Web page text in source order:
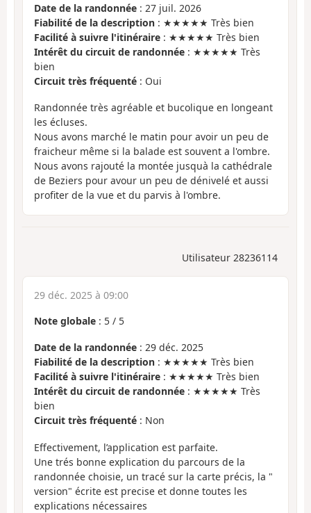
Date de la randonnée : 27 juil. 2026
Fiabilité de la description : ★★★★★ Très bien
Facilité à suivre l'itinéraire : ★★★★★ Très bien
Intérêt du circuit de randonnée : ★★★★★ Très
bien
Circuit très fréquenté : Oui
Randonnée très agréable et bucolique en longeant
les écluses.
Nous avons marché le matin pour avoir un peu de
fraicheur même si la balade est souvent a l'ombre.
Nous avons rajouté la montée jusquà la cathédrale
de Beziers pour avour un peu de dénivelé et aussi
profiter de la vue et du parvis à l'ombre.
Utilisateur 28236114
29 déc. 2025 à 09:00
Note globale : 5 / 5
Date de la randonnée : 29 déc. 2025
Fiabilité de la description : ★★★★★ Très bien
Facilité à suivre l'itinéraire : ★★★★★ Très bien
Intérêt du circuit de randonnée : ★★★★★ Très
bien
Circuit très fréquenté : Non
Effectivement, l’application est parfaite.
Une trés bonne explication du parcours de la
randonnée choisie, un tracé sur la carte précis, la "
version" écrite est precise et donne toutes les
explications nécessaires